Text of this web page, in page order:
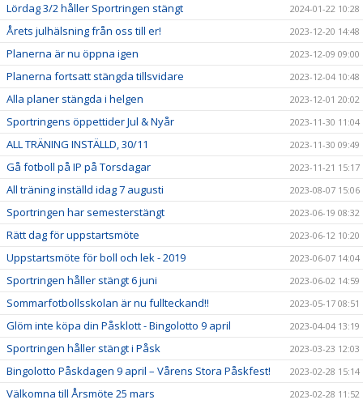
Lördag 3/2 håller Sportringen stängt 2024-01-22 10:28
Årets julhälsning från oss till er! 2023-12-20 14:48
Planerna är nu öppna igen 2023-12-09 09:00
Planerna fortsatt stängda tillsvidare 2023-12-04 10:48
Alla planer stängda i helgen 2023-12-01 20:02
Sportringens öppettider Jul & Nyår 2023-11-30 11:04
ALL TRÄNING INSTÄLLD, 30/11 2023-11-30 09:49
Gå fotboll på IP på Torsdagar 2023-11-21 15:17
All träning inställd idag 7 augusti 2023-08-07 15:06
Sportringen har semesterstängt 2023-06-19 08:32
Rätt dag för uppstartsmöte 2023-06-12 10:20
Uppstartsmöte för boll och lek - 2019 2023-06-07 14:04
Sportringen håller stängt 6 juni 2023-06-02 14:59
Sommarfotbollsskolan är nu fullteckand!! 2023-05-17 08:51
Glöm inte köpa din Påsklott - Bingolotto 9 april 2023-04-04 13:19
Sportringen håller stängt i Påsk 2023-03-23 12:03
Bingolotto Påskdagen 9 april – Vårens Stora Påskfest! 2023-02-28 15:14
Välkomna till Årsmöte 25 mars 2023-02-28 11:52